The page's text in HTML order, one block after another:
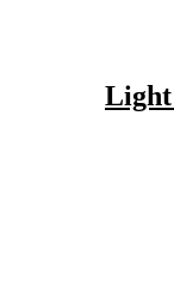
Light